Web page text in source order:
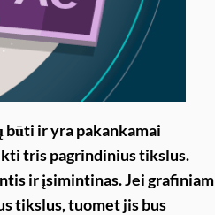
ir yra pakankamai
tris pagrindinius tikslus.
ir įsimintinas. Jei grafiniam
tikslus, tuomet jis bus